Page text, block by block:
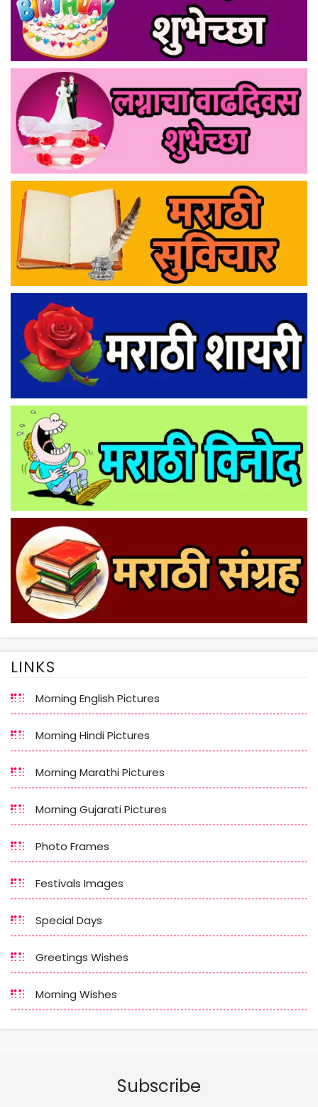
LINKS
Morning English Pictures
Morning Hindi Pictures
Morning Marathi Pictures
Morning Gujarati Pictures
Photo Frames
Festivals Images
Special Days
Greetings Wishes
Morning Wishes
Subscribe